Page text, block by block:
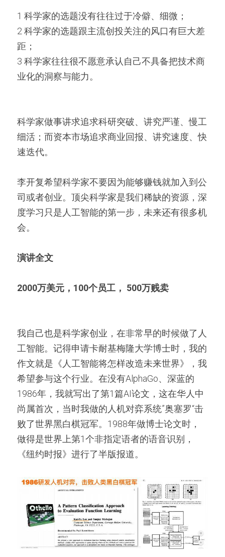
1 科学家的选题没有往往过于冷僻、细微；
2 科学家的选题跟主流创投关注的风口有巨大差
距；
3 科学家往往很不愿意承认自己不具备把技术商
业化的洞察与能力。
科学家做事讲求追求科研突破、讲究严谨、慢工
细活；而资本市场追求商业回报、讲究速度、快
速迭代。
李开复希望科学家不要因为能够赚钱就加入到公
司或者创业。顶尖科学家是我们稀缺的资源，深
度学习只是人工智能的第一步，未来还有很多机
会。
演讲全文
2000万美元，100个员工， 500万贱卖
我自己也是科学家创业，在非常早的时候做了人
工智能。记得申请卡耐基梅隆大学博士时，我的
作文就是《人工智能将怎样改造未来世界》，我
希望参与这个行业。在没有AlphaGo、深蓝的
1986年，我就写出了第1篇AI论文，这在华人中
尚属首次，当时我做的人机对弈系统”奥塞罗“击
败了世界黑白棋冠军。1988年做博士论文时，
做得是世界上第1个非指定语者的语音识别，
《纽约时报》进行了半版报道。